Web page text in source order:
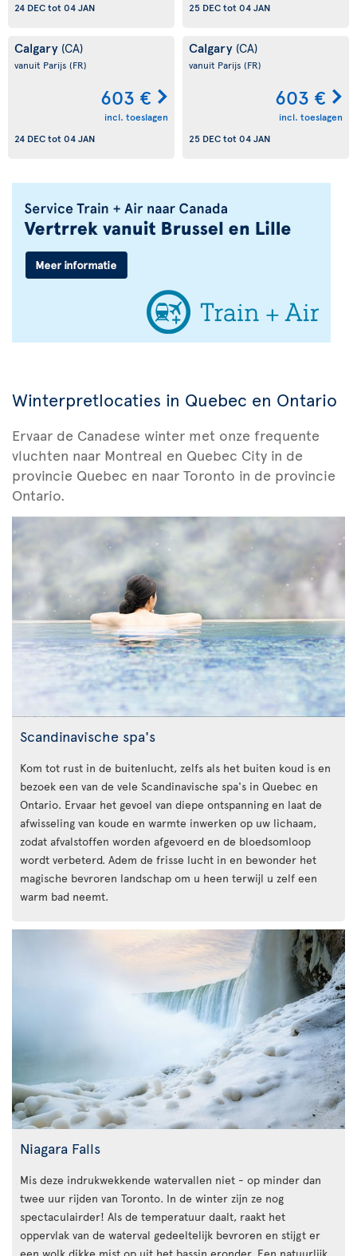
24 DECtot 04 JAN
25 DECtot 04 JAN
Calgary (CA)
vanuit Parijs (FR)
603 €
incl. toeslagen
24 DECtot 04 JAN
Calgary (CA)
vanuit Parijs (FR)
603 €
incl. toeslagen
25 DECtot 04 JAN
Winterpretlocaties in Quebec en Ontario
Ervaar de Canadese winter met onze frequente
vluchten naar Montreal en Quebec City in de
provincie Quebec en naar Toronto in de provincie
Ontario.
Scandinavische spa's
Kom tot rust in de buitenlucht, zelfs als het buiten koud is en
bezoek een van de vele Scandinavische spa's in Quebec en
Ontario. Ervaar het gevoel van diepe ontspanning en laat de
afwisseling van koude en warmte inwerken op uw lichaam,
zodat afvalstoffen worden afgevoerd en de bloedsomloop
wordt verbeterd. Adem de frisse lucht in en bewonder het
magische bevroren landschap om u heen terwijl u zelf een
warm bad neemt.
Niagara Falls
Mis deze indrukwekkende watervallen niet - op minder dan
twee uur rijden van Toronto. In de winter zijn ze nog
spectaculairder! Als de temperatuur daalt, raakt het
oppervlak van de waterval gedeeltelijk bevroren en stijgt er